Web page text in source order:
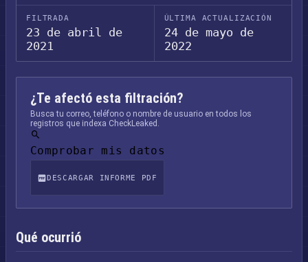
FILTRADA
23 de abril de
2021
ÚLTIMA ACTUALIZACIÓN
24 de mayo de
2022
¿Te afectó esta filtración?
Busca tu correo, teléfono o nombre de usuario en todos los
registros que indexa CheckLeaked.
Comprobar mis datos
DESCARGAR INFORME PDF
Qué ocurrió